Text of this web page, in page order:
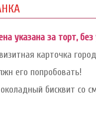
указана за торт,
карточка
его попробовать!
бисквит